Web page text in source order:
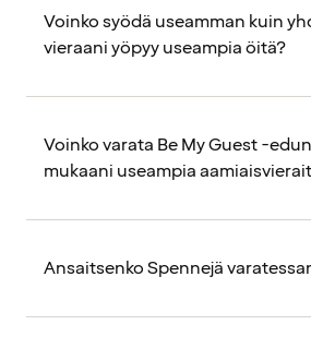
Voinko syödä useamman kuin
vieraani yöpyy useampia öitä?
Voinko varata Be My Guest -
mukaani useampia
Ansaitsenko Spennejä